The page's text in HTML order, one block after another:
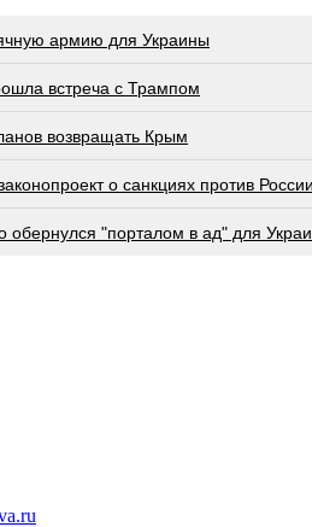
армию для Украины
встреча с Трампом
возвращать Крым
о санкциях против России
обернулся "порталом в ад" для